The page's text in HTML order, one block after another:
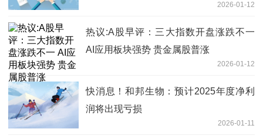
2026-01-12
热议:A股早评：三大指数开盘涨跌不一
AI应用板块强势 贵金属股普涨
2026-01-12
快消息！和邦生物：预计2025年度净利
润将出现亏损
2026-01-11